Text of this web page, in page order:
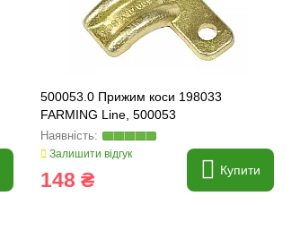
500053.0 Прижим коси 198033
FARMING Line, 500053
Залишити відгук
148 ₴ Купити